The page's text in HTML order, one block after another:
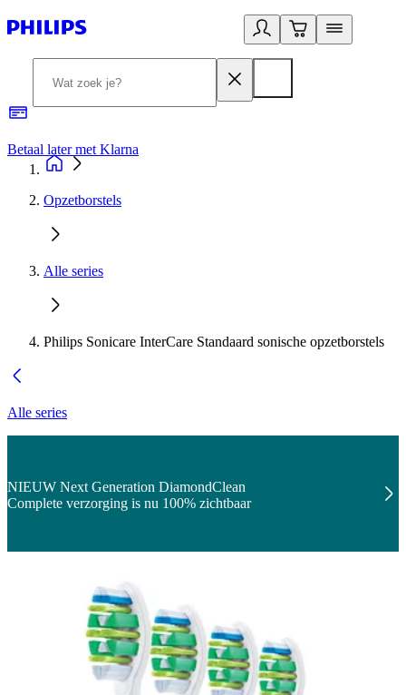
Betaal later met Klarna
Opzetborstels
Alle series
Philips Sonicare InterCare Standaard sonische opzetborstels
Alle series
NIEUW Next Generation DiamondClean
Complete verzorging is nu 100% zichtbaar